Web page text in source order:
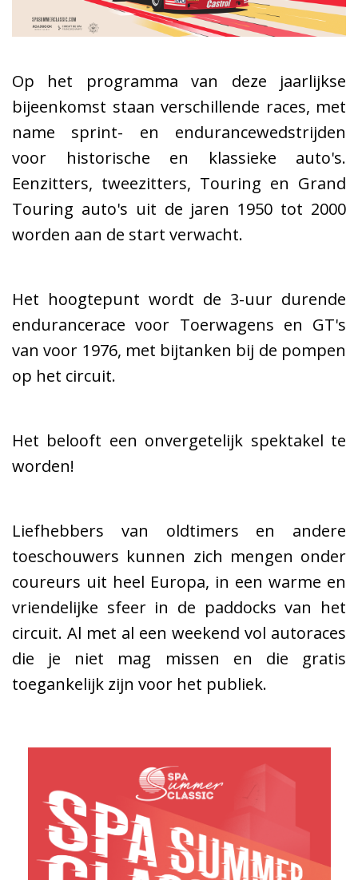
Op het programma van deze jaarlijkse
bijeenkomst staan verschillende races, met
name sprint- en endurancewedstrijden
voor historische en klassieke auto's.
Eenzitters, tweezitters, Touring en Grand
Touring auto's uit de jaren 1950 tot 2000
worden aan de start verwacht.
Het hoogtepunt wordt de 3-uur durende
endurancerace voor Toerwagens en GT's
van voor 1976, met bijtanken bij de pompen
op het circuit.
Het belooft een onvergetelijk spektakel te
worden!
Liefhebbers van oldtimers en andere
toeschouwers kunnen zich mengen onder
coureurs uit heel Europa, in een warme en
vriendelijke sfeer in de paddocks van het
circuit. Al met al een weekend vol autoraces
die je niet mag missen en die gratis
toegankelijk zijn voor het publiek.